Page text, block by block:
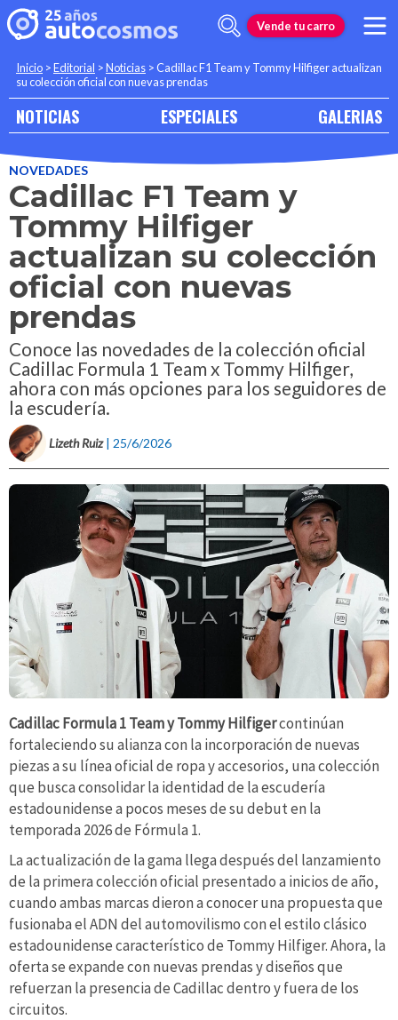
Vende tu carro
Inicio >Editorial >Noticias >Cadillac F1 Team y Tommy Hilfiger actualizan
su colección oficial con nuevas prendas
NOTICIAS ESPECIALES GALERIAS
NOVEDADES
Cadillac F1 Team y
Tommy Hilfiger
actualizan su colección
oficial con nuevas
prendas
Conoce las novedades de la colección oficial
Cadillac Formula 1 Team x Tommy Hilfiger,
ahora con más opciones para los seguidores de
la escudería.
Lizeth Ruiz | 25/6/2026
Cadillac Formula 1 Team y Tommy Hilfigercontinúan
fortaleciendo su alianza con la incorporación de nuevas
piezas a su línea oficial de ropa y accesorios, una colección
que busca consolidar la identidad de la escudería
estadounidense a pocos meses de su debut en la
temporada 2026 de Fórmula 1.
La actualización de la gama llega después del lanzamiento
de la primera colección oficial presentado a inicios de año,
cuando ambas marcas dieron a conocer una propuesta que
fusionaba el ADN del automovilismo con el estilo clásico
estadounidense característico de Tommy Hilfiger. Ahora, la
oferta se expande con nuevas prendas y diseños que
refuerzan la presencia de Cadillac dentro y fuera de los
circuitos.